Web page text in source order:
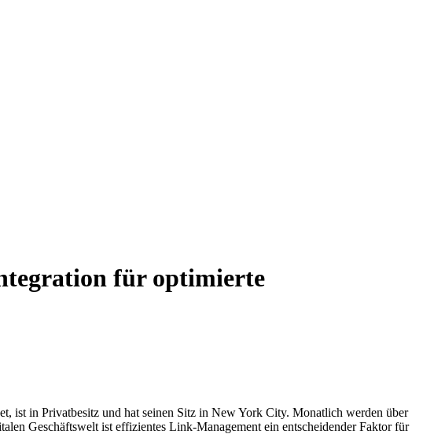
für optimierte
ist in Privatbesitz und hat seinen Sitz in New York City. Monatlich werden über
Geschäftswelt ist effizientes Link-Management ein entscheidender Faktor für